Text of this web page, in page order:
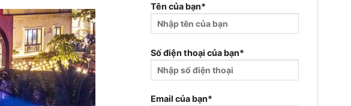
Tên của bạn*
Số điện thoại của bạn*
Email của bạn*